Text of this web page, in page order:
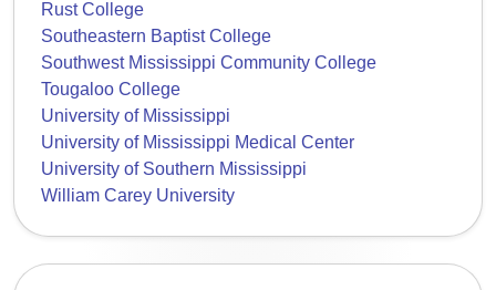
Rust College
Southeastern Baptist College
Southwest Mississippi Community College
Tougaloo College
University of Mississippi
University of Mississippi Medical Center
University of Southern Mississippi
William Carey University